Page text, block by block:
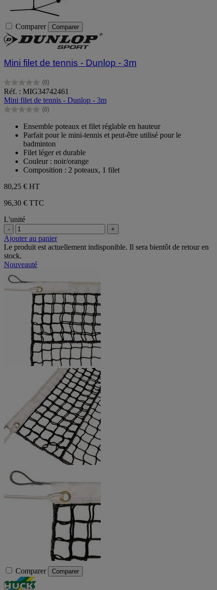
Comparer Comparer
Mini filet de tennis - Dunlop - 3m
(0)
0.0
sur
5
étoiles.
Réf. : MIG34742461
Mini filet de tennis - Dunlop - 3m
(0)
0.0
étoiles.
Ensemble poteaux et filet réglable en hauteur
Parfait pour le mini-tennis et peut-être utilisé pour le
badminton
Filet léger et durable
Couleur : noir/orange
Composition : 2 poteaux, 1 filet
80,25 € HT
96,30 € TTC
L'unité
- +
Ajouter au panier
Le produit est actuellement indisponible. Il sera bientôt de retour en
stock.
Nouveauté
Comparer Comparer